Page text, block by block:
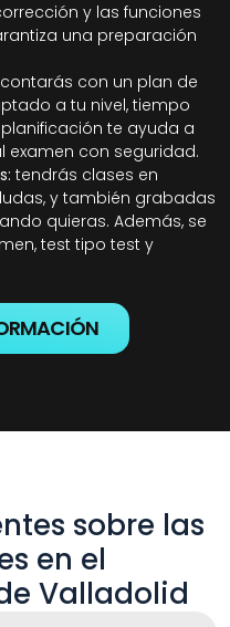
y las funciones
una preparación
contarás con un plan de
a tu nivel, tiempo
te ayuda a
examen con seguridad.
tendrás clases en
y también grabadas
quieras. Además, se
test tipo test y
sobre las
en el
Valladolid